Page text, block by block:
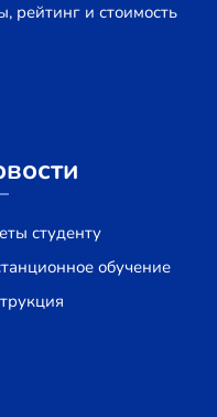
рейтинг и стоимость
студенту
обучение